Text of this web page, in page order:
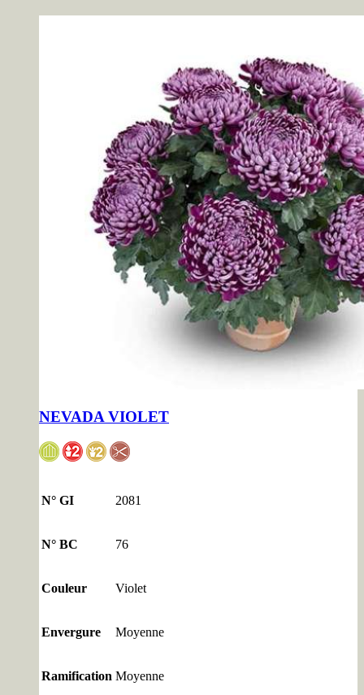
NEVADA VIOLET
N° GI 2081
N° BC 76
Couleur Violet
Envergure Moyenne
Ramification Moyenne